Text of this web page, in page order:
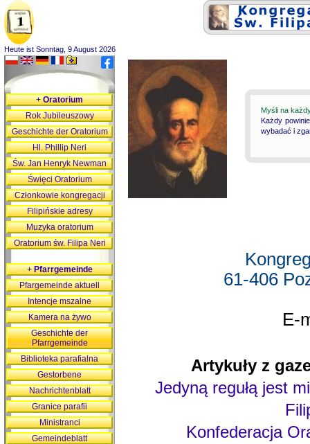
Heute ist Sonntag, 9 August 2026
Myśli na
Każdy
wybadać i
61-406
E-
Artykuły z
Jedyną regułą jest
Konfederacja
+Oratorium
Rok Jubileuszowy
Geschichte der Oratorium
Hl. Phillip Neri
Św. Jan Henryk Newman
Święci Oratorium
Członkowie kongregacji
Filipińskie adresy
Muzyka oratorium
Oratorium św. Filipa Neri
+Pfarrgemeinde
Pfargemeinde aktuell
Intencje mszalne
Kamera na żywo
Geschichte der
Pfarrgemeinde
Biblioteka parafialna
Gestorbene
Nachrichtenblatt
Granice parafii
Ministranci
Gemeindeblatt